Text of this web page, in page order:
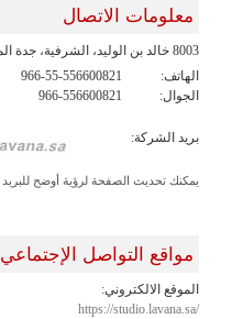
معلومات الاتصال
8003 خالد بن الوليد، الشرفية، جدة المملكة العربية السعودية
الهاتف:
966-55-556600821
الجوال:
966-556600821
بريد الشركة:
يمكنك تحديث الصفحة لرؤية أوضح للبريد
مواقع التواصل الإجتماعي
الموقع الالكتروني:
https://studio.lavana.sa/